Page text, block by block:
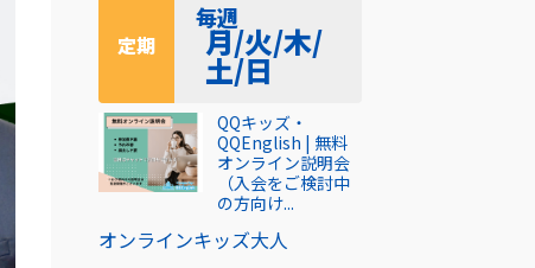
定期
毎週
月/火/木/
土/日
オンラインキッズ大人
QQキッズ・
QQEnglish | 無料
オンライン説明会
（入会をご検討中
の方向け...